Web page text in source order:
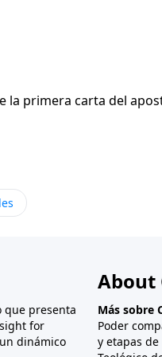
la primera carta del
el punto mas
que presenta
for
dinámico
About
Más sobre
Poder
y etapas